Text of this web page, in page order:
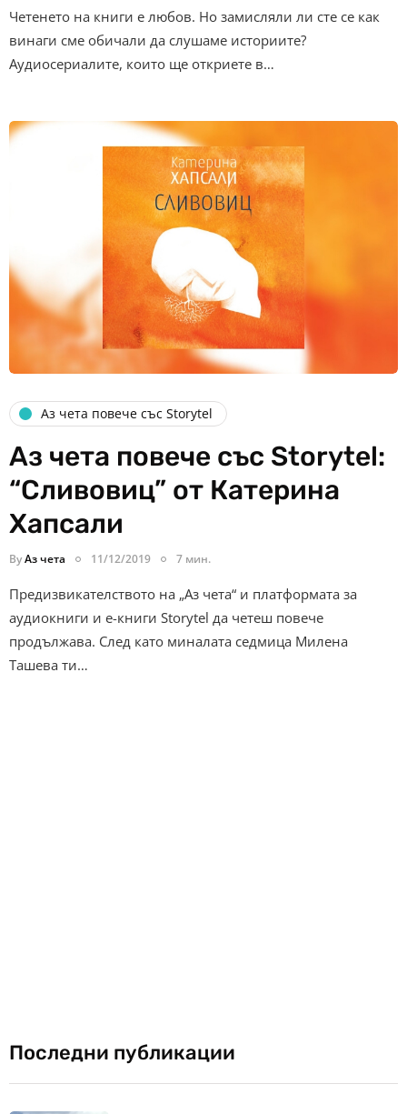
Четенето на книги е любов. Но замисляли ли сте се как
винаги сме обичали да слушаме историите?
Аудиосериалите, които ще откриете в…
Аз чета повече със Storytel
Аз чета повече със Storytel:
“Сливовиц” от Катерина
Хапсали
ByАз чета 11/12/2019 7 мин.
Предизвикателството на „Аз чета“ и платформата за
аудиокниги и е-книги Storytel да четеш повече
продължава. След като миналата седмица Милена
Ташева ти…
Последни публикации